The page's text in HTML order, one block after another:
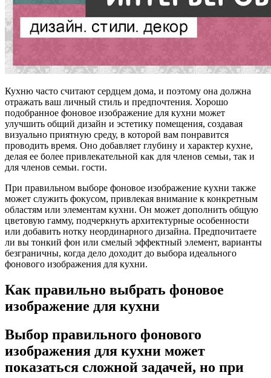
Кухню часто считают сердцем дома, и поэтому она должна
отражать ваш личный стиль и предпочтения. Хорошо
подобранное фоновое изображение для кухни может
улучшить общий дизайн и эстетику помещения, создавая
визуально приятную среду, в которой вам понравится
проводить время. Оно добавляет глубину и характер кухне,
делая ее более привлекательной как для членов семьи, так и
для членов семьи. гости.
При правильном выборе фоновое изображение кухни также
может служить фокусом, привлекая внимание к конкретным
областям или элементам кухни. Он может дополнить общую
цветовую гамму, подчеркнуть архитектурные особенности
или добавить нотку неординарного дизайна. Предпочитаете
ли вы тонкий фон или смелый эффектный элемент, варианты
безграничны, когда дело доходит до выбора идеального
фонового изображения для кухни.
Как правильно выбрать фоновое
изображение для кухни
Выбор правильного фонового
изображения для кухни может
показаться сложной задачей, но при